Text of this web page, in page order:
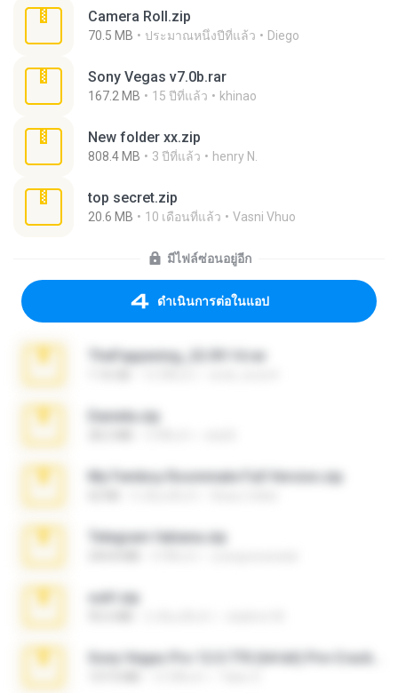
Camera Roll.zip
70.5 MB ประมาณหนึ่งปีที่แล้ว Diego
Sony Vegas v7.0b.rar
167.2 MB 15 ปีที่แล้ว khinao
New folder xx.zip
808.4 MB 3 ปีที่แล้ว henry N.
top secret.zip
20.6 MB 10 เดือนที่แล้ว Vasni Vhuo
มีไฟล์ซ่อนอยู่อีก
ดำเนินการต่อในแอป
TheFappening_22.09.14.rar
Daniela.zip
My Femboy Roommate Full Version.zip
Telegram fabiana.zip
ouh!.zip